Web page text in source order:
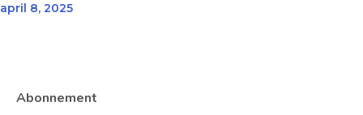
april 8, 2025
Abonnement